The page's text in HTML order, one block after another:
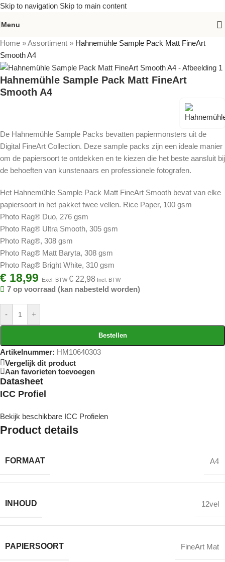
Skip to navigation Skip to main content
Menu
Home »Assortiment » Hahnemühle Sample Pack Matt FineArt
Smooth A4
Hahnemühle Sample Pack Matt FineArt
Smooth A4
De Hahnemühle Sample Packs bevatten papiermonsters uit de
Digital FineArt Collection. Deze sample packs zijn een ideale manier
om de papiersoort te ontdekken en te kiezen die het beste aansluit bij
de behoeften van kunstenaars en professionele fotografen.
Het Hahnemühle Sample Pack Matt FineArt Smooth bevat van elke
papiersoort in het pakket twee vellen. Rice Paper, 100 gsm
Photo Rag® Duo, 276 gsm
Photo Rag® Ultra Smooth, 305 gsm
Photo Rag®, 308 gsm
Photo Rag® Matt Baryta, 308 gsm
Photo Rag® Bright White, 310 gsm
€ 18,99 Excl. BTW€ 22,98 Incl. BTW
7 op voorraad (kan nabesteld worden)
- +
Bestellen
Artikelnummer: HM10640303
Vergelijk dit product
Aan favorieten toevoegen
Datasheet
ICC Profiel
Bekijk beschikbare ICC Profielen
Product details
FORMAAT A4
INHOUD 12vel
PAPIERSOORT FineArt Mat